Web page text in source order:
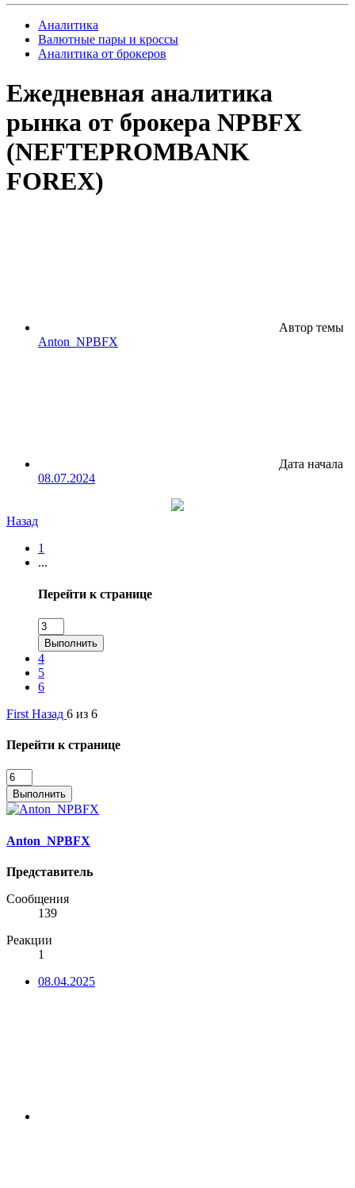
Аналитика
Валютные пары и кроссы
Аналитика от брокеров
Ежедневная аналитика
рынка от брокера NPBFX
(NEFTEPROMBANK
FOREX)
Автор темы
Anton_NPBFX
Дата начала
08.07.2024
Назад
1
...
Перейти к странице
Выполнить
4
5
6
First Назад 6 из 6
Перейти к странице
Выполнить
Anton_NPBFX
Представитель
Сообщения
139
Реакции
1
08.04.2025